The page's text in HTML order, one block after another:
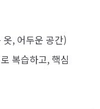
, 어두운 공간)
복습하고, 핵심